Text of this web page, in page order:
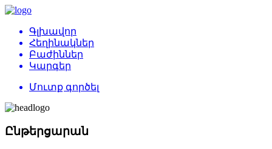
Գլխավոր
Հեղինակներ
Բաժիններ
Կարգեր
Մուտք գործել
Ընթերցարան